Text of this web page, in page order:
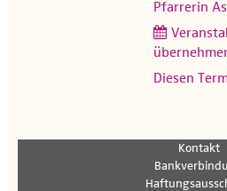
Pfarrerin
Diesen
Kontakt